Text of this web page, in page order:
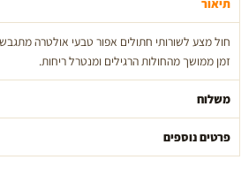
ק"ג
תיאור
חול מצע לשורותי חתולים אפור טבעי אולטרה
זמן ממושך מהחולות הרגילים ומנטרל ריחות.
משלוח
פרטים נוספים